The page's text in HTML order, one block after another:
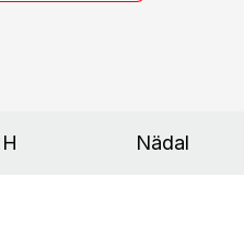
Nädal